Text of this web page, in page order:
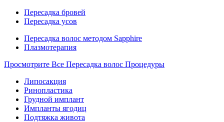
Пересадка бровей
Пересадка усов
Пересадка волос методом Sapphire
Плазмотерапия
Просмотрите Все Пересадка волос Процедуры
Липосакция
Ринопластика
Грудной имплант
Импланты ягодиц
Подтяжка живота